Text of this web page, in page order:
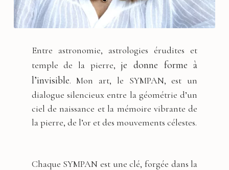
Entre astronomie, astrologies érudites et
temple de la pierre,je donne forme à
l’invisible. Mon art, le SYMPAN, est un
dialogue silencieux entre la géométrie d’un
ciel de naissance et la mémoire vibrante de
la pierre, de l’or et des mouvements célestes.
Chaque SYMPAN est une clé, forgée dans la